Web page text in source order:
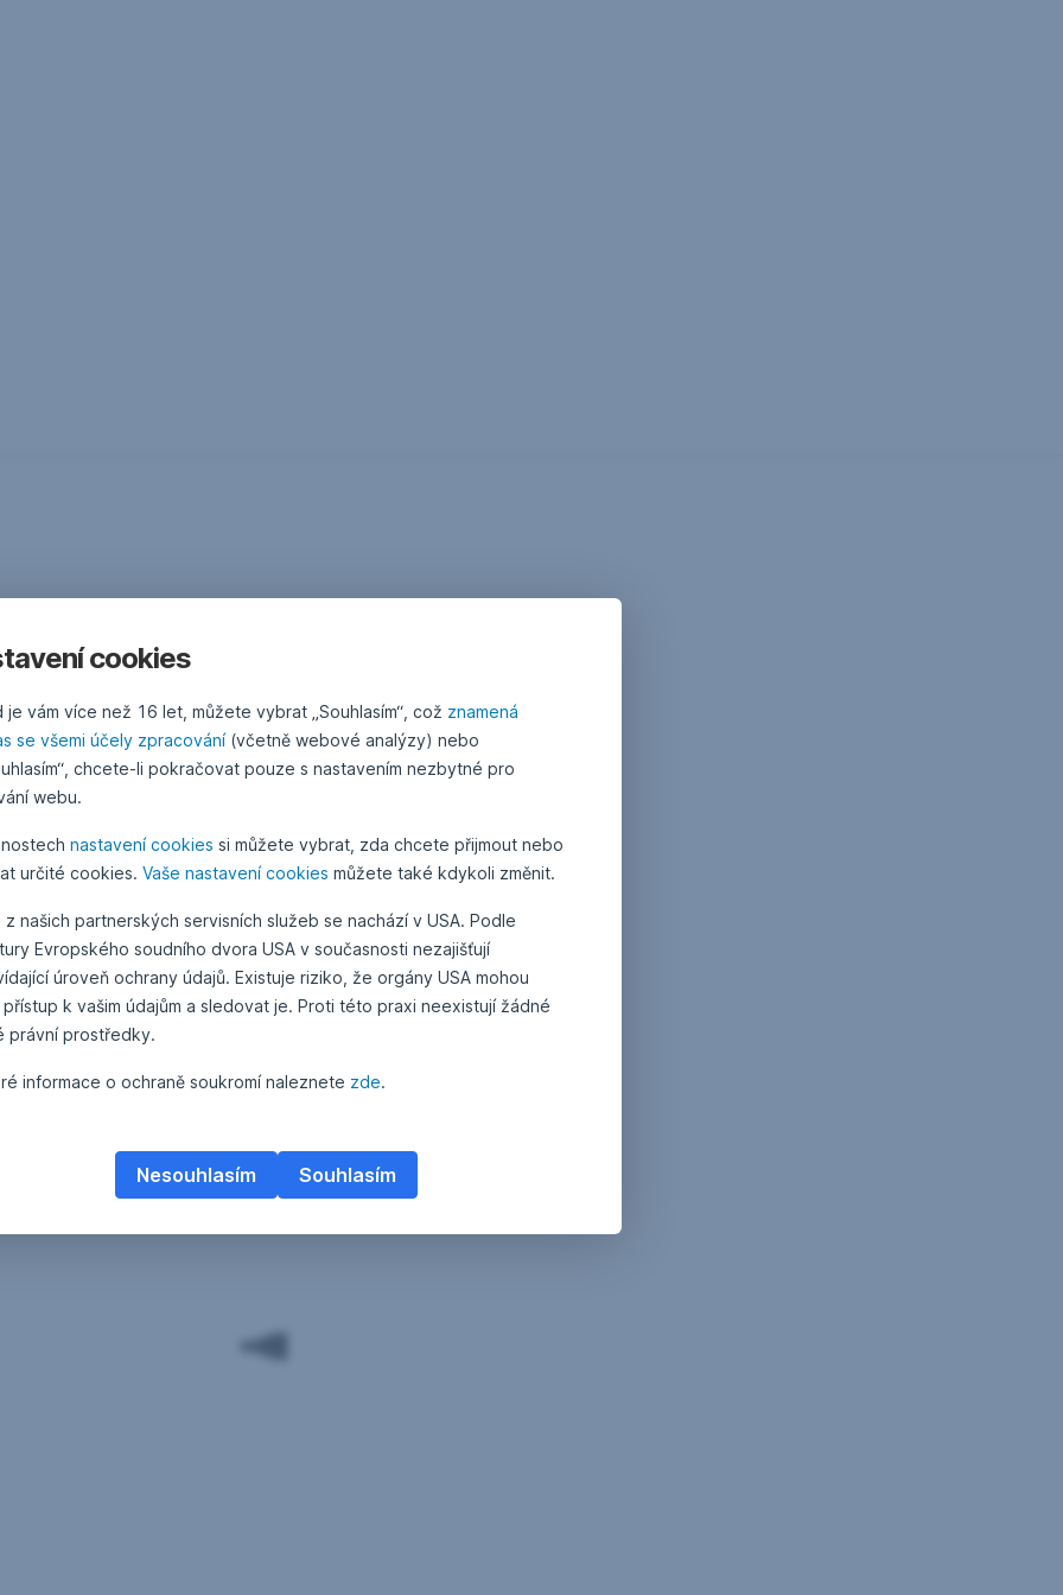
cookies
je vám více než 16 let, můžete vybrat „Souhlasím“, což znamená
se všemi účely zpracování(včetně webové analýzy) nebo
chcete-li pokračovat pouze s nastavením nezbytné pro
webu.
nastavení cookies si můžete vybrat, zda chcete přijmout nebo
určité cookies. Vaše nastavení cookies můžete také kdykoli změnit.
z našich partnerských servisních služeb se nachází v USA. Podle
Evropského soudního dvora USA v současnosti nezajišťují
úroveň ochrany údajů. Existuje riziko, že orgány USA mohou
přístup k vašim údajům a sledovat je. Proti této praxi neexistují žádné
právní prostředky.
informace o ochraně soukromí naleznete zde.
Souhlasím
Nesouhlasím